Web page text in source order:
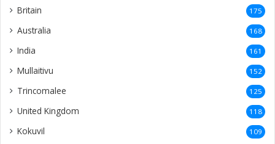
Britain 175
Australia 168
India 161
Mullaitivu 152
Trincomalee 125
United Kingdom 118
Kokuvil 109